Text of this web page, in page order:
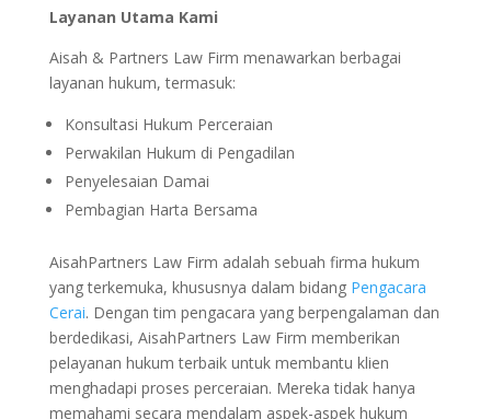
Layanan Utama Kami
Aisah & Partners Law Firm menawarkan berbagai
layanan hukum, termasuk:
Konsultasi Hukum Perceraian
Perwakilan Hukum di Pengadilan
Penyelesaian Damai
Pembagian Harta Bersama
AisahPartners Law Firm adalah sebuah firma hukum
yang terkemuka, khususnya dalam bidang Pengacara
Cerai. Dengan tim pengacara yang berpengalaman dan
berdedikasi, AisahPartners Law Firm memberikan
pelayanan hukum terbaik untuk membantu klien
menghadapi proses perceraian. Mereka tidak hanya
memahami secara mendalam aspek-aspek hukum